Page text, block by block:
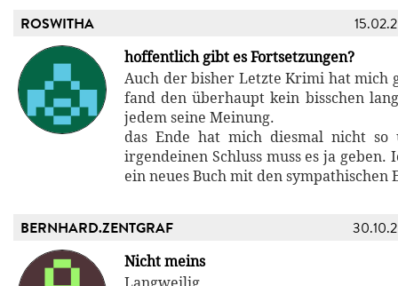
ROSWITHA
hoffentlich gibt es Fortsetzungen?
Auch der bisher Letzte Krimi hat mich
fand den überhaupt kein bisschen
jedem seine Meinung.
das Ende hat mich diesmal nicht so
irgendeinen Schluss muss es ja geben.
ein neues Buch mit den
BERNHARD.ZENTGRAF
Nicht meins